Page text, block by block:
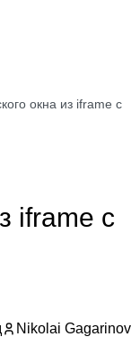
окна из iframe с
iframe с
Nikolai Gagarinov